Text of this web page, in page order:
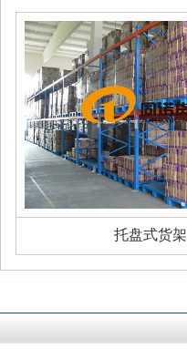
托盘式货架